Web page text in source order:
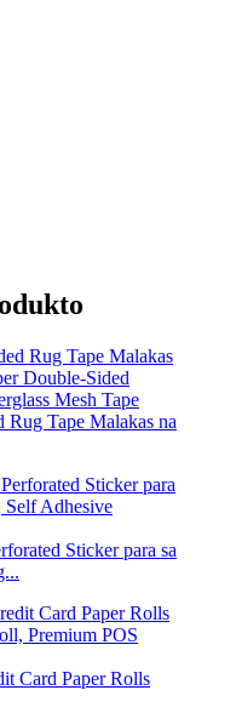
Tape Malakas na
Sticker para sa
Card Paper Rolls